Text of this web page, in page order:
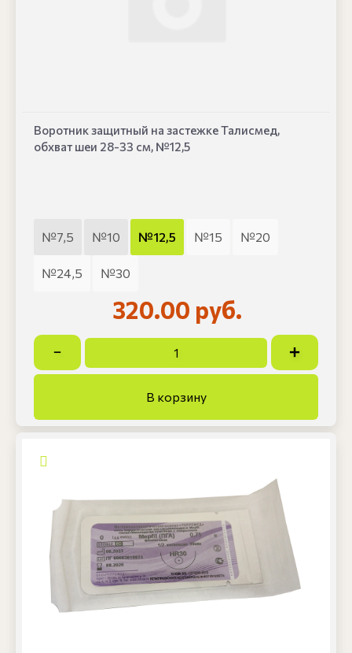
Воротник защитный на застежке Талисмед,
обхват шеи 28-33 см, №12,5
№7,5 №10 №12,5 №15 №20
№24,5 №30
320.00 руб.